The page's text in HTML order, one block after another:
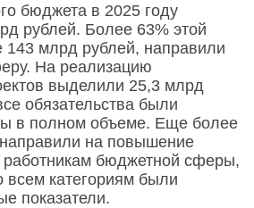
бюджета в 2025 году
рублей. Более 63% этой
млрд рублей, направили
На реализацию
выделили 25,3 млрд
обязательства были
в полном объеме. Еще более
на повышение
работникам бюджетной сферы,
всем категориям были
показатели.